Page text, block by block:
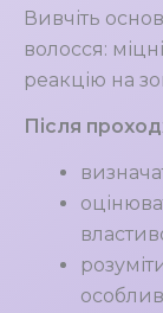
Вивчіть
волосся:
реакцію на
Після